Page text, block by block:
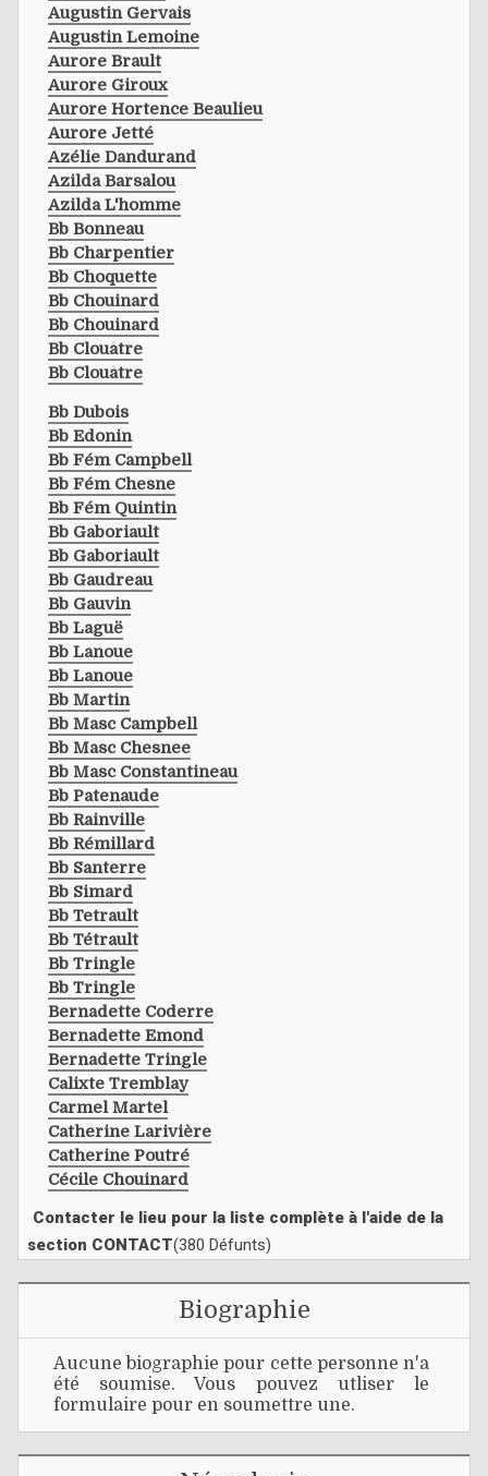
Augustin Gervais
Augustin Lemoine
Aurore Brault
Aurore Giroux
Aurore Hortence Beaulieu
Aurore Jetté
Azélie Dandurand
Azilda Barsalou
Azilda L'homme
Bb Bonneau
Bb Charpentier
Bb Choquette
Bb Chouinard
Bb Chouinard
Bb Clouâtre
Bb Clouâtre
Bb Dubois
Bb Edonin
Bb Fém Campbell
Bb Fém Chesne
Bb Fém Quintin
Bb Gaboriault
Bb Gaboriault
Bb Gaudreau
Bb Gauvin
Bb Laguë
Bb Lanoue
Bb Lanoue
Bb Martin
Bb Masc Campbell
Bb Masc Chesnee
Bb Masc Constantineau
Bb Patenaude
Bb Rainville
Bb Rémillard
Bb Santerre
Bb Simard
Bb Tetrault
Bb Tétrault
Bb Tringle
Bb Tringle
Bernadette Coderre
Bernadette Emond
Bernadette Tringle
Calixte Tremblay
Carmel Martel
Catherine Larivière
Catherine Poutré
Cécile Chouinard
Contacter le lieu pour la liste complète à l'aide de la
section CONTACT(380 Défunts)
Biographie
Aucune biographie pour cette personne n'a
été soumise. Vous pouvez utliser le
formulaire pour en soumettre une.